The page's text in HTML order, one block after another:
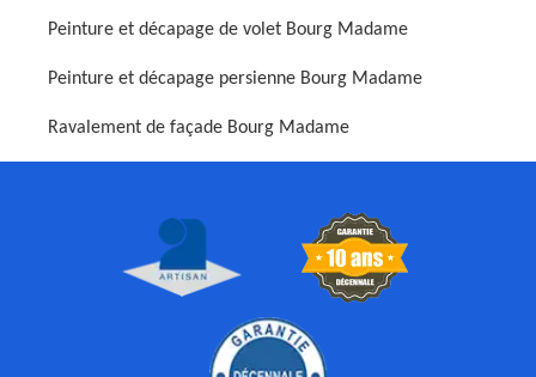
Peinture et décapage de volet Bourg Madame
Peinture et décapage persienne Bourg Madame
Ravalement de façade Bourg Madame